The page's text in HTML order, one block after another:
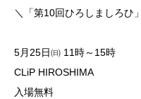
＼「第10回ひろしましろひ
5月25日㈰ 11時～15時
CLiP HIROSHIMA
入場無料